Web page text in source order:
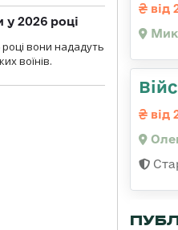
у 2026 році
вони нададуть
воїнів.
від
від